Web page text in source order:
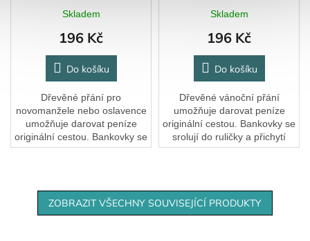
Skladem
196 Kč
Do košíku
Dřevěné přání pro
novomanžele nebo oslavence
umožňuje darovat peníze
originální cestou. Bankovky se
srolují do ruličky a přichytí
Skladem
196 Kč
Do košíku
Dřevěné vánoční přání
umožňuje darovat peníze
originální cestou. Bankovky se
srolují do ruličky a přichytí
provázkem nebo stužkou
ZOBRAZIT VŠECHNY SOUVISEJÍCÍ PRODUKTY